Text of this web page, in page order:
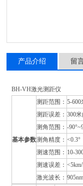
产品介绍 留
BH-VH激光测距仪
基本参数
测距范围： 5-600
测距误差： 300
测角范围： -
测角精度： <0.3°
测速范围： 10-
测速误差：
激光波长：